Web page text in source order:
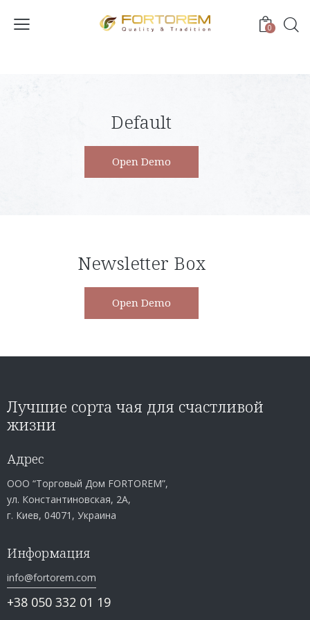
0
Default
Open Demo
Newsletter Box
Open Demo
Лучшие сорта чая для счастливой
жизни
Адрес
ООО “Торговый Дом FORTOREM”,
ул. Константиновская, 2А,
г. Киев, 04071, Украина
Информация
info@fortorem.com
+38 050 332 01 19